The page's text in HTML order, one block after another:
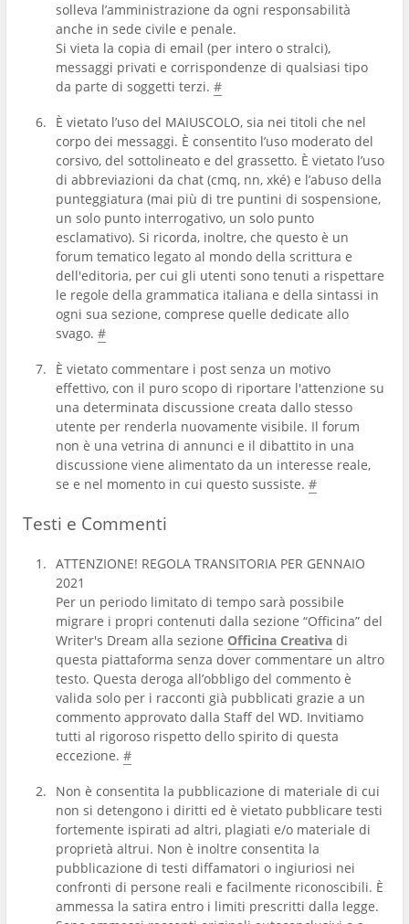
solleva l’amministrazione da ogni responsabilità
anche in sede civile e penale.
Si vieta la copia di email (per intero o stralci),
messaggi privati e corrispondenze di qualsiasi tipo
da parte di soggetti terzi. #
È vietato l’uso del MAIUSCOLO, sia nei titoli che nel
corpo dei messaggi. È consentito l’uso moderato del
corsivo, del sottolineato e del grassetto. È vietato l’uso
di abbreviazioni da chat (cmq, nn, xké) e l’abuso della
punteggiatura (mai più di tre puntini di sospensione,
un solo punto interrogativo, un solo punto
esclamativo). Si ricorda, inoltre, che questo è un
forum tematico legato al mondo della scrittura e
dell'editoria, per cui gli utenti sono tenuti a rispettare
le regole della grammatica italiana e della sintassi in
ogni sua sezione, comprese quelle dedicate allo
svago. #
È vietato commentare i post senza un motivo
effettivo, con il puro scopo di riportare l'attenzione su
una determinata discussione creata dallo stesso
utente per renderla nuovamente visibile. Il forum
non è una vetrina di annunci e il dibattito in una
discussione viene alimentato da un interesse reale,
se e nel momento in cui questo sussiste. #
Testi e Commenti
ATTENZIONE! REGOLA TRANSITORIA PER GENNAIO
2021
Per un periodo limitato di tempo sarà possibile
migrare i propri contenuti dalla sezione “Officina” del
Writer's Dream alla sezione Officina Creativa di
questa piattaforma senza dover commentare un altro
testo. Questa deroga all’obbligo del commento è
valida solo per i racconti già pubblicati grazie a un
commento approvato dalla Staff del WD. Invitiamo
tutti al rigoroso rispetto dello spirito di questa
eccezione. #
Non è consentita la pubblicazione di materiale di cui
non si detengono i diritti ed è vietato pubblicare testi
fortemente ispirati ad altri, plagiati e/o materiale di
proprietà altrui. Non è inoltre consentita la
pubblicazione di testi diffamatori o ingiuriosi nei
confronti di persone reali e facilmente riconoscibili. È
ammessa la satira entro i limiti prescritti dalla legge.